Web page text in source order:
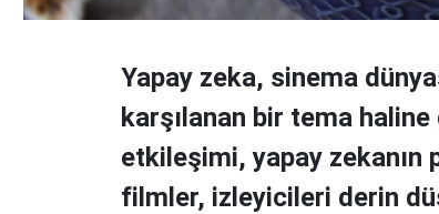
Yapay zeka, sinema
karşılanan bir tema
etkileşimi, yapay zekanın
filmler, izleyicileri derin